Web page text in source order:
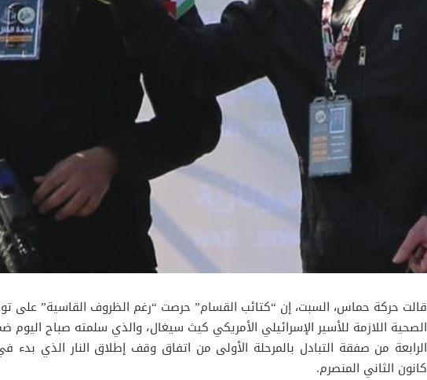
قالت حركة حماس، السبت، إن “كتائب القسام” حرصت “رغم الظروف القاسية” على
الصحية اللازمة للأسير الإسرائيلي الأمريكي كيث سيغال، والذي سلمته صباح اليوم
كانون الثاني المنصرم.